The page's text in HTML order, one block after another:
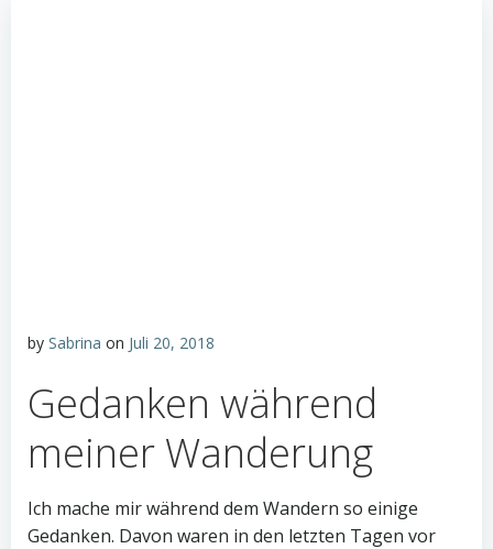
by Sabrina on Juli 20, 2018
Gedanken während
meiner Wanderung
Ich mache mir während dem Wandern so einige
Gedanken. Davon waren in den letzten Tagen vor